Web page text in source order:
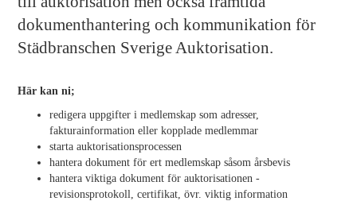
dokumenthantering och kommunikation för
Städbranschen Sverige Auktorisation.
Här kan ni;
redigera uppgifter i medlemskap som adresser,
fakturainformation eller kopplade medlemmar
starta auktorisationsprocessen
hantera dokument för ert medlemskap såsom årsbevis
hantera viktiga dokument för auktorisationen -
revisionsprotokoll, certifikat, övr. viktig information